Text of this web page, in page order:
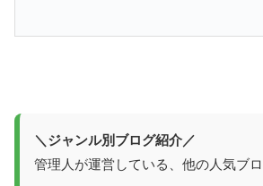
＼ジャンル別ブログ紹介／
管理人が運営している、他の人気ブ